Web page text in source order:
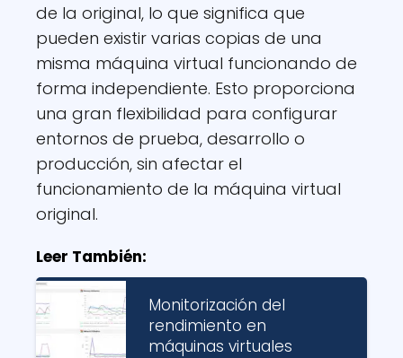
de la original, lo que significa que
pueden existir varias copias de una
misma máquina virtual funcionando de
forma independiente. Esto proporciona
una gran flexibilidad para configurar
entornos de prueba, desarrollo o
producción, sin afectar el
funcionamiento de la máquina virtual
original.
Leer También:
Monitorización del
rendimiento en
máquinas virtuales